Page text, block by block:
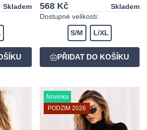
Skladem
568 Kč
Skladem
Dostupné velikosti:
S/M L/XL
Novinka
PODZIM 2026